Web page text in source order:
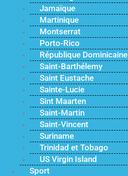
Jamaïque
Martinique
Montserrat
Porto-Rico
République Dominicaine
Saint-Barthélemy
Saint Eustache
Sainte-Lucie
Sint Maarten
Saint-Martin
Saint-Vincent
Suriname
Trinidad et Tobago
US Virgin Island
Sport